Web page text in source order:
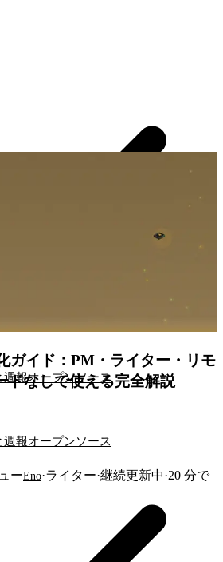
週報オープンソース
週報オープンソース
ガイド：PM・ライター・リモ
ドなしで使える完全解説
ーEno·ライター·継続更新中·20 分で